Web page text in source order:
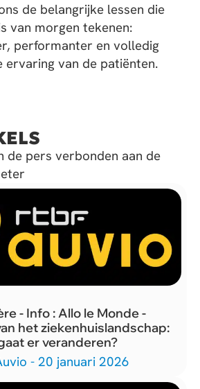
de belangrijke lessen die
van morgen tekenen:
performanter en volledig
ervaring van de patiënten.
de pers verbonden aan de
- Info : Allo le Monde -
het ziekenhuislandschap:
er veranderen?
- 20 januari 2026